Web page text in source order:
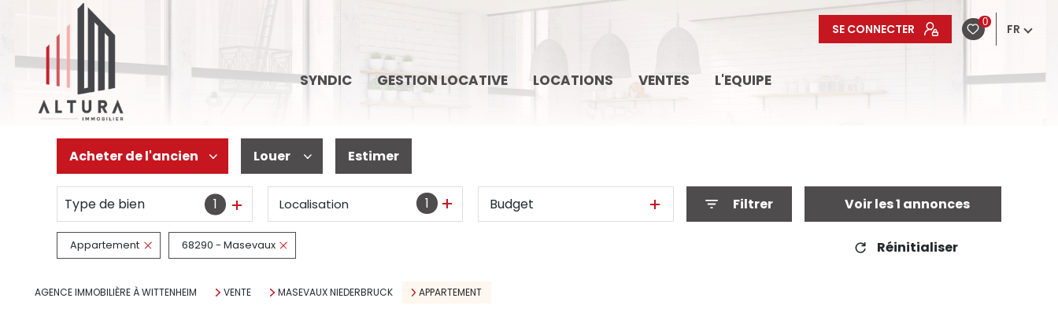
SE CONNECTER 0 FR
SYNDIC GESTION LOCATIVE LOCATIONS VENTES L'EQUIPE
Acheterde l'ancien
De l'ancien
De l'immo pro
Louer
à l'année
Estimer
Type de bien 1 1
Localisation Budget Filtrer Voir les1 annonces
Appartement 68290 - Masevaux Réinitialiser
AGENCE IMMOBILIÈRE À WITTENHEIM VENTE MASEVAUX NIEDERBRUCK APPARTEMENT